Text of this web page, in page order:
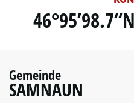
Gemeinde
SAMNAUN